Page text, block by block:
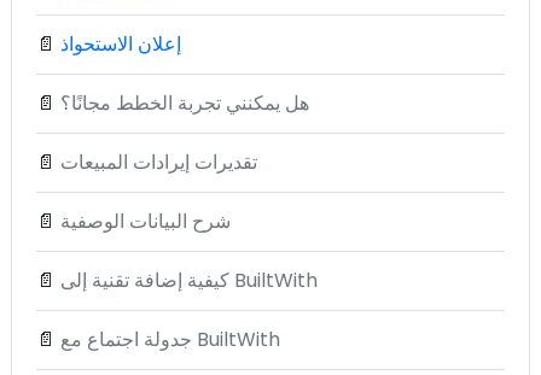
📄 إعلان الاستحواذ
📄 هل يمكنني تجربة الخطط مجانًا؟
📄 تقديرات إيرادات المبيعات
📄 شرح البيانات الوصفية
📄 كيفية إضافة تقنية إلى BuiltWith
📄 جدولة اجتماع مع BuiltWith